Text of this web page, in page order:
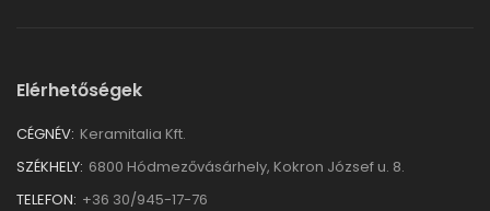
Elérhetőségek
CÉGNÉV: Keramitalia Kft.
SZÉKHELY: 6800 Hódmezővásárhely, Kokron József u. 8.
TELEFON: +36 30/945-17-76